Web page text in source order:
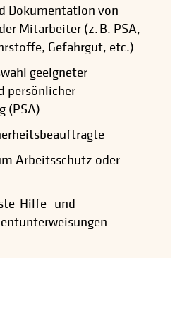
Dokumentation von
Mitarbeiter (z. B. PSA,
Gefahrgut, etc.)
geeigneter
persönlicher
(PSA)
Arbeitsschutz oder
Hilfe- und